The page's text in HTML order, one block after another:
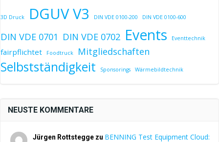
3D Druck DGUV V3 DIN VDE 0100-200 DIN VDE 0100-600
DIN VDE 0701 DIN VDE 0702 Events Eventtechnik
fairpflichtet Foodtruck Mitgliedschaften
Selbstständigkeit Sponsorings Wärmebildtechnik
NEUSTE KOMMENTARE
Jürgen Rottsteggezu BENNING Test Equipment Cloud: